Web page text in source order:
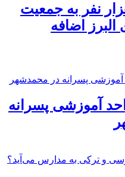
۱۲ هزار نفر به جمعیت
اضافه
آموزشی پسرانه